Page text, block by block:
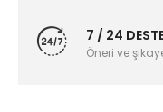
7 / 24
Öneri ve